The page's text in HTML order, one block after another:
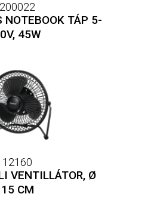
200022
NOTEBOOK TÁP 5-
45W
12160
VENTILLÁTOR, Ø
15 CM